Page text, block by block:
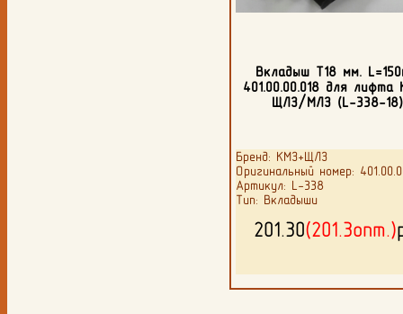
Вкладыш Т18 мм.
401.00.00.018 для
ЩЛЗ/МЛЗ (L-338-18)
Бренд: КМЗ+ЩЛЗ
Оригинальный номер:
Артикул: L-338
Тип: Вкладыши
201.30(201.3опт.)